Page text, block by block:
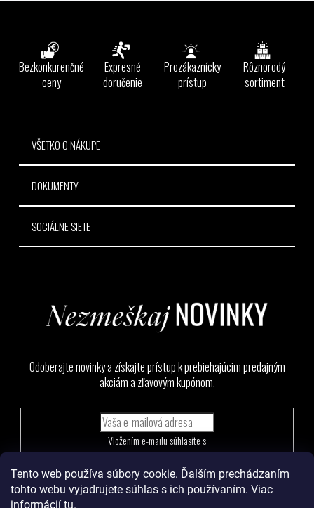
Tento web používa súbory cookie. Ďalším prechádzaním
tohto webu vyjadrujete súhlas s ich používaním. Viac
informácií tu.
Bezkonkurenčné
ceny
Expresné
doručenie
Prozákaznícky
prístup
Rôznorodý
sortiment
VŠETKO O NÁKUPE
DOKUMENTY
SOCIÁLNE SIETE
Odoberajte novinky a získajte prístup k prebiehajúcim predajným
akciám a zľavovým kupónom.
podmienkami ochrany osobných údajov
PRIHLÁSIŤ